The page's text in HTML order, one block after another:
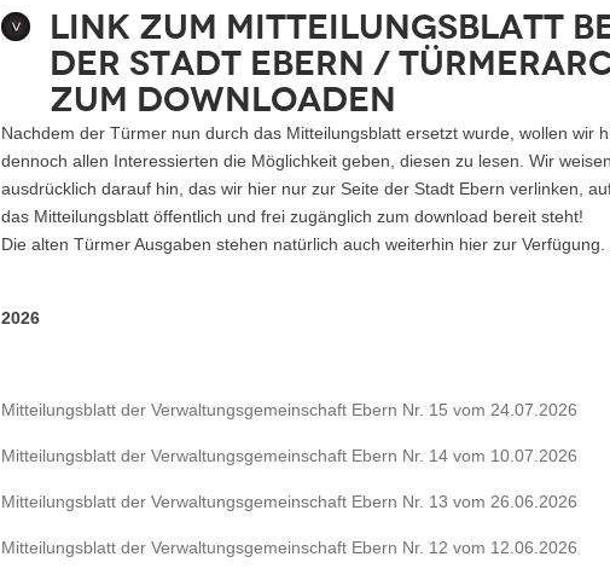
Link zum Mitteilungsblatt
der Stadt Ebern /
zum downloaden
Nachdem der Türmer nun durch das Mitteilungsblatt ersetzt wurde, wollen wir
dennoch allen Interessierten die Möglichkeit geben, diesen zu lesen. Wir
ausdrücklich darauf hin, das wir hier nur zur Seite der Stadt Ebern verlinken,
das Mitteilungsblatt öffentlich und frei zugänglich zum download bereit steht!
Die alten Türmer Ausgaben stehen natürlich auch weiterhin hier zur Verfügung.
2026
Mitteilungsblatt der Verwaltungsgemeinschaft Ebern Nr. 15 vom 24.07.2026
Mitteilungsblatt der Verwaltungsgemeinschaft Ebern Nr. 14 vom 10.07.2026
Mitteilungsblatt der Verwaltungsgemeinschaft Ebern Nr. 13 vom 26.06.2026
Mitteilungsblatt der Verwaltungsgemeinschaft Ebern Nr. 12 vom 12.06.2026